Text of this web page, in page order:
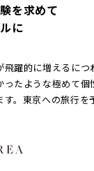
を求めて
に
飛躍的に増えるにつ
ったような極めて個
。東京への旅行を